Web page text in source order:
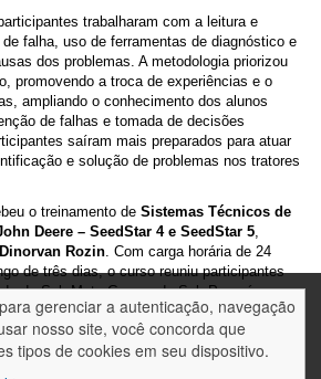
gerenciar a autenticação, navegação
nosso site, você concorda que
tipos de cookies em seu dispositivo.
trabalharam com a leitura e
falha, uso de ferramentas de diagnóstico e
dos problemas. A metodologia priorizou
promovendo a troca de experiências e o
ampliando o conhecimento dos alunos
de falhas e tomada de decisões
saíram mais preparados para atuar
e solução de problemas nos tratores
o treinamento de Sistemas Técnicos de
Deere – SeedStar 4 e SeedStar 5
Dinorvan Rozin . Com carga horária de 24
de três dias, o curso reuniu participantes
do Sul, Mato Grosso do Sul, Paraná e
por
Joel Gonchorovski
, Product Engineer
funcionalidades, configurações e aplicações